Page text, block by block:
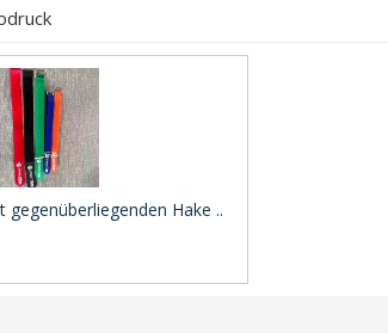
gegenüberliegenden Hake ..